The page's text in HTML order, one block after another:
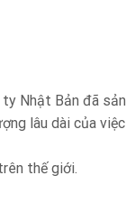
Nhật Bản đã sản
lâu dài của việc
thế giới.